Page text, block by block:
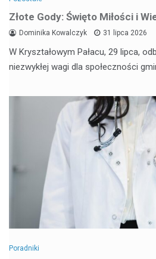
Złote Gody: Święto Miłości i
Dominika Kowalczyk 31 lipca 2026
W Kryształowym Pałacu, 29 lipca,
niezwykłej wagi dla społeczności
Poradniki